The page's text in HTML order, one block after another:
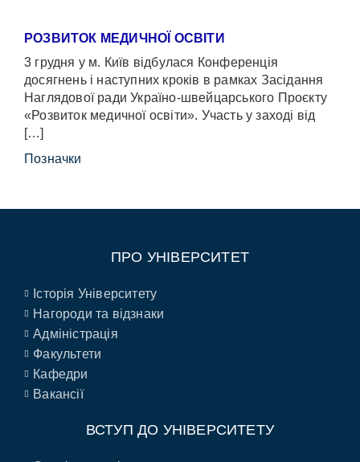
РОЗВИТОК МЕДИЧНОЇ ОСВІТИ
3 грудня у м. Київ відбулася Конференція
досягнень і наступних кроків в рамках Засідання
Наглядової ради Україно-швейцарського Проєкту
«Розвиток медичної освіти». Участь у заході від
[…]
Позначки
ПРО УНІВЕРСИТЕТ
Історія Університету
Нагороди та відзнаки
Адміністрація
Факультети
Кафедри
Вакансії
ВСТУП ДО УНІВЕРСИТЕТУ